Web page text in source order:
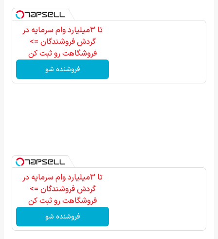
تا 3میلیارد وام سرمایه در
گردش فروشندگان =>
فروشگاهت رو ثبت کن
فروشنده شو
تا 3میلیارد وام سرمایه در
گردش فروشندگان =>
فروشگاهت رو ثبت کن
فروشنده شو